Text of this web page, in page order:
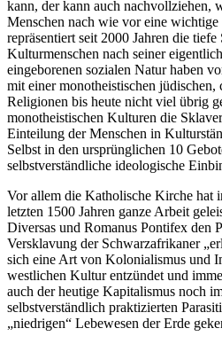
kann, der kann auch nachvollziehen,
Menschen nach wie vor eine wichtige
repräsentiert seit 2000 Jahren die tiefe
Kulturmenschen nach seiner
eingeborenen sozialen Natur haben
mit einer monotheistischen
Religionen bis heute nicht viel übrig
monotheistischen Kulturen die
Einteilung der Menschen in
Selbst in den ursprünglichen 10
selbstverständliche ideologische
Vor allem die Katholische Kirche hat
letzten 1500 Jahren ganze Arbeit
Diversas und Romanus Pontifex den
Versklavung der Schwarzafrikaner
sich eine Art von Kolonialismus und
westlichen Kultur entzündet und
auch der heutige Kapitalismus noch
selbstverständlich praktizierten
„niedrigen“ Lebewesen der Erde